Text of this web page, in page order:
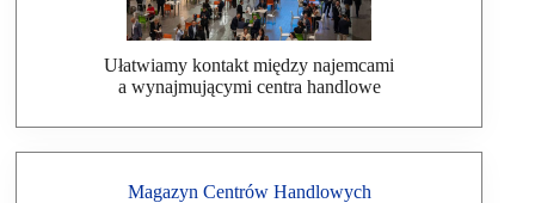
Ułatwiamy kontakt między najemcami
a wynajmującymi centra handlowe
Magazyn Centrów Handlowych